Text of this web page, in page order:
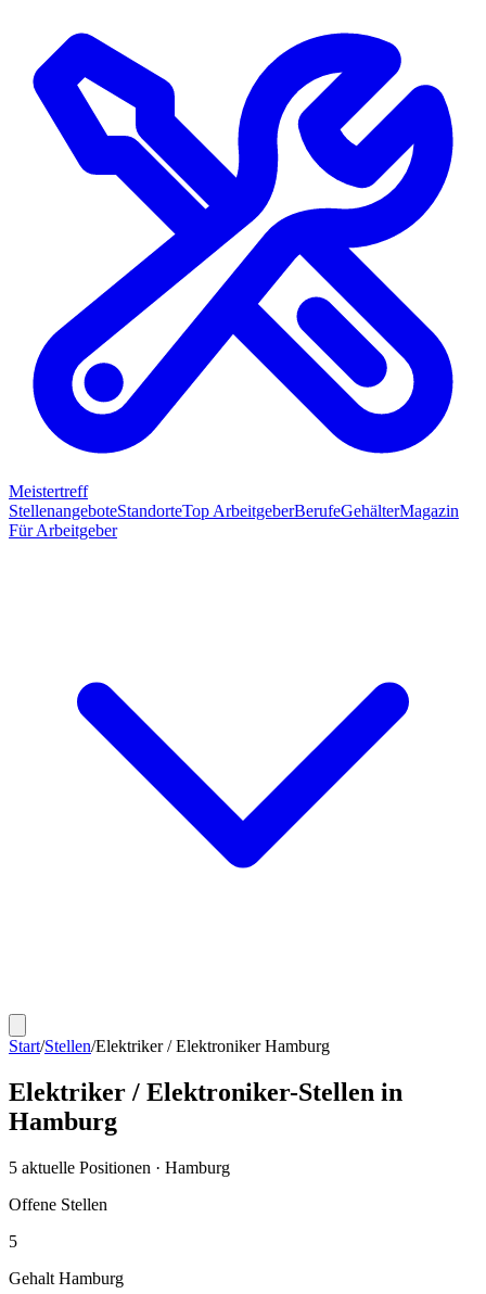
Meistertreff
StellenangeboteStandorteTop ArbeitgeberBerufeGehälterMagazin
Für Arbeitgeber
Start/Stellen/Elektriker / Elektroniker Hamburg
Elektriker / Elektroniker-Stellen in
Hamburg
5 aktuelle Positionen · Hamburg
Offene Stellen
5
Gehalt Hamburg